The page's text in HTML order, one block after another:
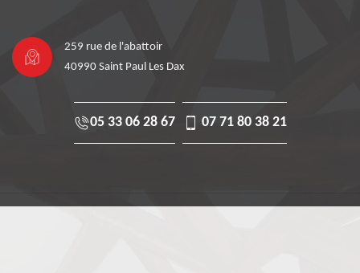
259 rue de l'abattoir
40990 Saint Paul Les Dax
05 33 06 28 67 07 71 80 38 21